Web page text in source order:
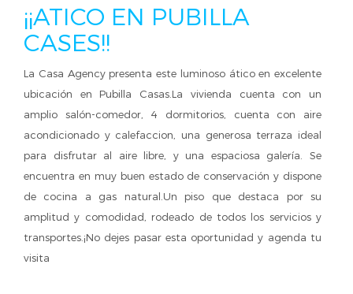
¡¡ATICO EN PUBILLA
CASES!!
La Casa Agency presenta este luminoso ático en excelente
ubicación en Pubilla Casas.La vivienda cuenta con un
amplio salón-comedor, 4 dormitorios, cuenta con aire
acondicionado y calefaccion, una generosa terraza ideal
para disfrutar al aire libre, y una espaciosa galería. Se
encuentra en muy buen estado de conservación y dispone
de cocina a gas natural.Un piso que destaca por su
amplitud y comodidad, rodeado de todos los servicios y
transportes.¡No dejes pasar esta oportunidad y agenda tu
visita